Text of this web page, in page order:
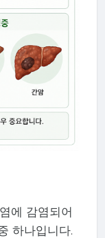
에 감염되어
하나입니다.